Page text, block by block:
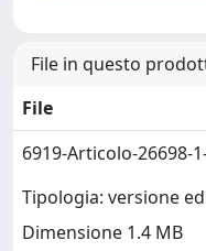
File in questo
File
6919-Articolo-26698-
Tipologia: versione
Dimensione 1.4 MB